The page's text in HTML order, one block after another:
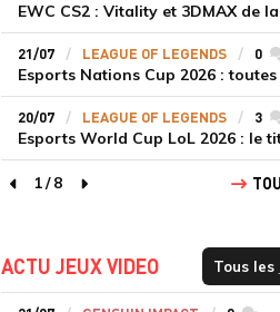
EWC CS2 : Vitality et 3DMAX de
21/07 LEAGUE OF LEGENDS 0
20/07 LEAGUE OF LEGENDS 3
Esports World Cup LoL 2026 : le
page précédente
1/8
page suivante
ACTU JEUX VIDEO